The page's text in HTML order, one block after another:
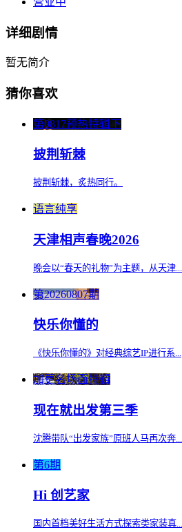
详细剧情
暂无简介
猜你喜欢
第0817预热特辑下
披荆斩棘
披荆斩棘，炙热同行。
语言纯享
天津相声春晚2026
晚会以“春天的礼物”为主题，从天津...
第20260807期
快乐你懂的
《快乐你懂的》对经典综艺IP进行系...
加更名场面特辑
现在就出发第三季
沈腾带队“出发家族”原班人马再次奔...
第6期
Hi 创艺家
国内首档美好生活方式探索类家装真...